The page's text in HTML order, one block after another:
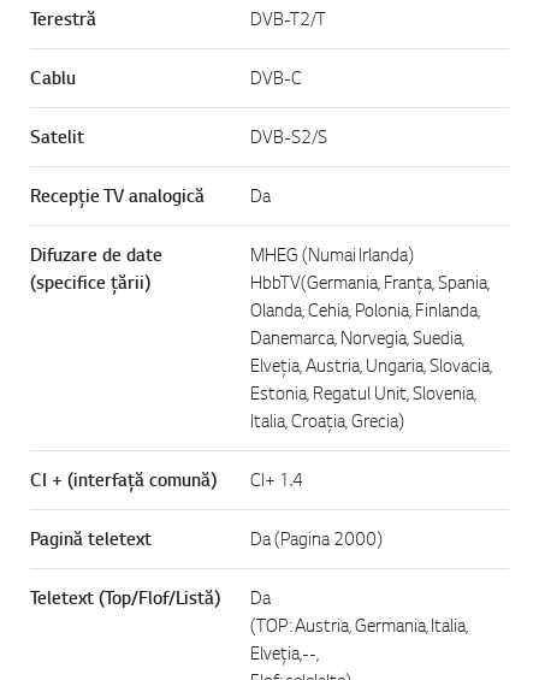
Terestră DVB-T2/T
Cablu DVB-C
Satelit DVB-S2/S
Recepție TV analogică Da
Difuzare de date
(specifice țării)
MHEG (Numai Irlanda)
HbbTV(Germania, Franța, Spania,
Olanda, Cehia, Polonia, Finlanda,
Danemarca, Norvegia, Suedia,
Elveția, Austria, Ungaria, Slovacia,
Estonia, Regatul Unit, Slovenia,
Italia, Croația, Grecia)
CI + (interfață comună) CI+ 1.4
Pagină teletext Da (Pagina 2000)
Teletext (Top/Flof/Listă)
Da
(TOP: Austria, Germania, Italia,
Elveția,--,